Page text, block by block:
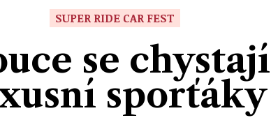
SUPER RIDE CAR FEST
se
sporťáky